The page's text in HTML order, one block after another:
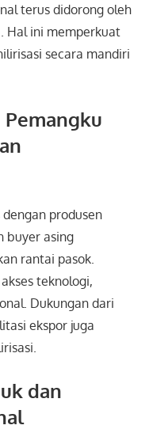
terus didorong oleh
Hal ini memperkuat
secara mandiri
produsen
buyer asing
rantai pasok.
teknologi,
Dukungan dari
ekspor juga
dan